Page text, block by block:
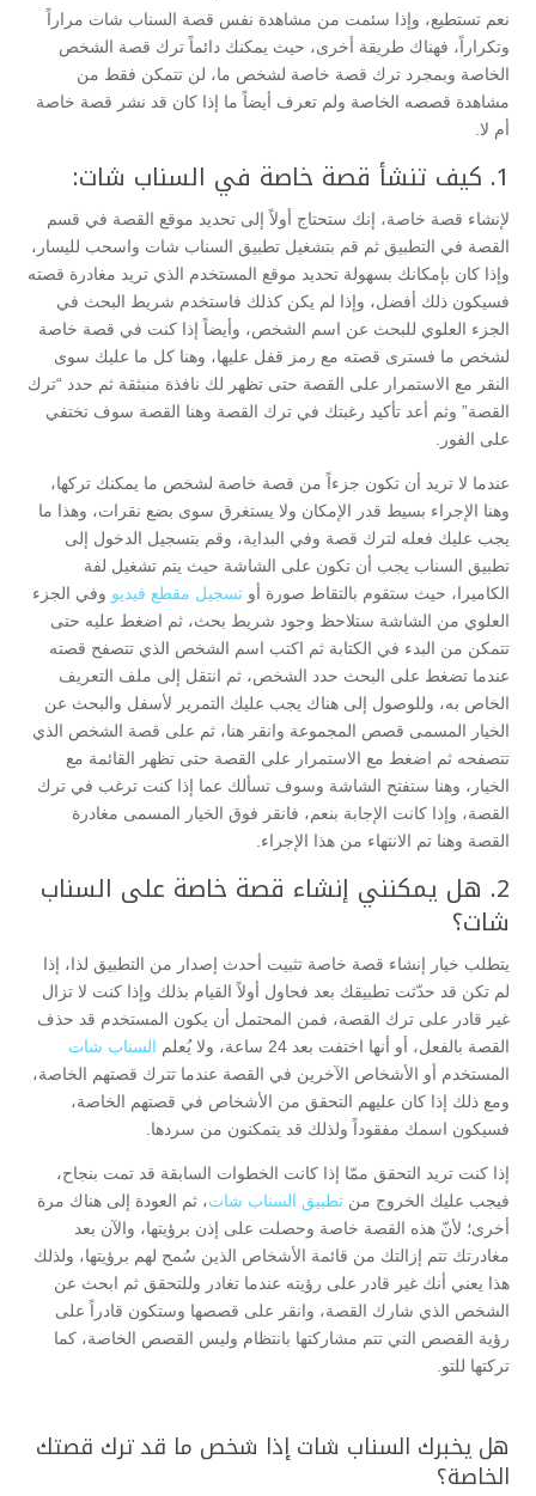
نعم تستطيع، وإذا سئمت من مشاهدة نفس قصة السناب شات مراراً
وتكراراً، فهناك طريقة أخرى، حيث يمكنك دائماً ترك قصة الشخص
الخاصة وبمجرد ترك قصة خاصة لشخص ما، لن تتمكن فقط من
مشاهدة قصصه الخاصة ولم تعرف أيضاً ما إذا كان قد نشر قصة خاصة
أم لا.
1. كيف تنشأ قصة خاصة في السناب شات:
لإنشاء قصة خاصة، إنك ستحتاج أولاً إلى تحديد موقع القصة في قسم
القصة في التطبيق ثم قم بتشغيل تطبيق السناب شات واسحب لليسار،
وإذا كان بإمكانك بسهولة تحديد موقع المستخدم الذي تريد مغادرة قصته
فسيكون ذلك أفضل، وإذا لم يكن كذلك فاستخدم شريط البحث في
الجزء العلوي للبحث عن اسم الشخص، وأيضاً إذا كنت في قصة خاصة
لشخص ما فسترى قصته مع رمز قفل عليها، وهنا كل ما عليك سوى
النقر مع الاستمرار على القصة حتى تظهر لك نافذة منبثقة ثم حدد “ترك
القصة” وثم أعد تأكيد رغبتك في ترك القصة وهنا القصة سوف تختفي
على الفور.
عندما لا تريد أن تكون جزءاً من قصة خاصة لشخص ما يمكنك تركها،
وهنا الإجراء بسيط قدر الإمكان ولا يستغرق سوى بضع نقرات، وهذا ما
يجب عليك فعله لترك قصة وفي البداية، وقم بتسجيل الدخول إلى
تطبيق السناب يجب أن تكون على الشاشة حيث يتم تشغيل لفة
الكاميرا، حيث ستقوم بالتقاط صورة أو تسجيل مقطع فيديو وفي الجزء
العلوي من الشاشة ستلاحظ وجود شريط بحث، ثم اضغط عليه حتى
تتمكن من البدء في الكتابة ثم اكتب اسم الشخص الذي تتصفح قصته
عندما تضغط على البحث حدد الشخص، ثم انتقل إلى ملف التعريف
الخاص به، وللوصول إلى هناك يجب عليك التمرير لأسفل والبحث عن
الخيار المسمى قصص المجموعة وانقر هنا، ثم على قصة الشخص الذي
تتصفحه ثم اضغط مع الاستمرار على القصة حتى تظهر القائمة مع
الخيار، وهنا ستفتح الشاشة وسوف تسألك عما إذا كنت ترغب في ترك
القصة، وإذا كانت الإجابة بنعم، فانقر فوق الخيار المسمى مغادرة
القصة وهنا تم الانتهاء من هذا الإجراء.
2. هل يمكنني إنشاء قصة خاصة على السناب
شات؟
يتطلب خيار إنشاء قصة خاصة تثبيت أحدث إصدار من التطبيق لذا، إذا
لم تكن قد حدّثت تطبيقك بعد فحاول أولاً القيام بذلك وإذا كنت لا تزال
غير قادر على ترك القصة، فمن المحتمل أن يكون المستخدم قد حذف
القصة بالفعل، أو أنها اختفت بعد 24 ساعة، ولا يُعلم
السناب شات
المستخدم أو الأشخاص الآخرين في القصة عندما تترك قصتهم الخاصة،
ومع ذلك إذا كان عليهم التحقق من الأشخاص في قصتهم الخاصة،
فسيكون اسمك مفقوداً ولذلك قد يتمكنون من سردها.
إذا كنت تريد التحقق ممّا إذا كانت الخطوات السابقة قد تمت بنجاح،
فيجب عليك الخروج من تطبيق السناب شات، ثم العودة إلى هناك مرة
أخرى؛ لأنّ هذه القصة خاصة وحصلت على إذن برؤيتها، والآن بعد
مغادرتك تتم إزالتك من قائمة الأشخاص الذين سُمح لهم برؤيتها، ولذلك
هذا يعني أنك غير قادر على رؤيته عندما تغادر وللتحقق ثم ابحث عن
الشخص الذي شارك القصة، وانقر على قصصها وستكون قادراً على
رؤية القصص التي تتم مشاركتها بانتظام وليس القصص الخاصة، كما
تركتها للتو.
هل يخبرك السناب شات إذا شخص ما قد ترك قصتك
الخاصة؟